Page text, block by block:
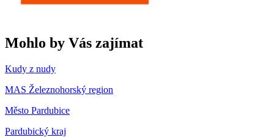
Mohlo by Vás zajímat
Kudy z nudy
MAS Železnohorský region
Město Pardubice
Pardubický kraj